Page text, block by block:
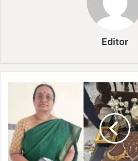
Editor
प
र
लो